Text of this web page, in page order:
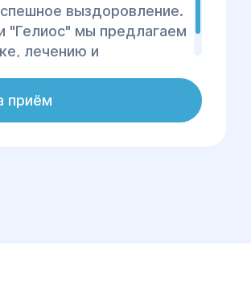
выздоровление.
"Гелиос" мы предлагаем
лечению и
приём